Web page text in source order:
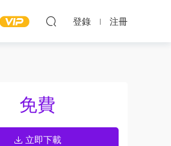
登錄 注冊
免費
立即下載